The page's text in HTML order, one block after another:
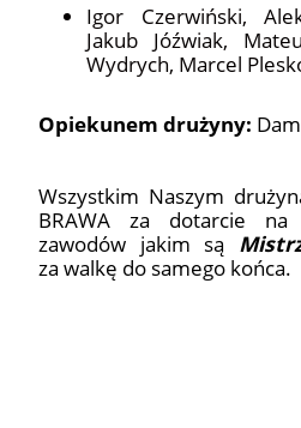
Igor Czerwiński,
Jakub Jóźwiak,
Wydrych, Marcel
Opiekunem drużyny:
Wszystkim Naszym
BRAWA za dotarcie na
zawodów jakim są
za walkę do samego końca.